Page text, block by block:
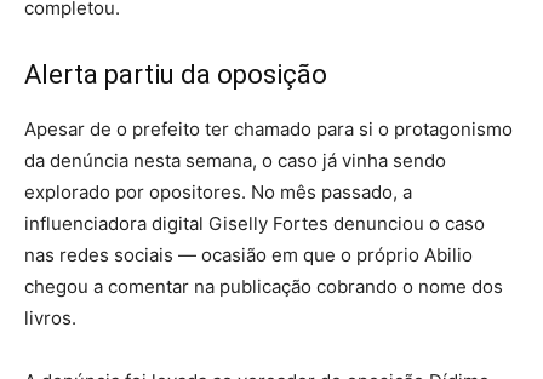
completou.
Alerta partiu da oposição
Apesar de o prefeito ter chamado para si o protagonismo
da denúncia nesta semana, o caso já vinha sendo
explorado por opositores. No mês passado, a
influenciadora digital Giselly Fortes denunciou o caso
nas redes sociais — ocasião em que o próprio Abilio
chegou a comentar na publicação cobrando o nome dos
livros.